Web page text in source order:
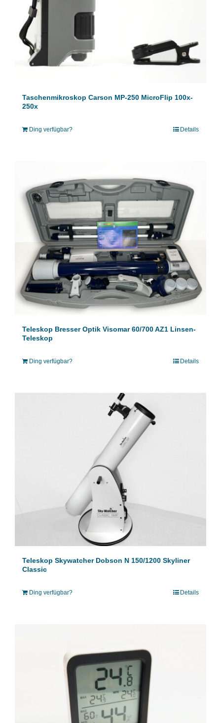
Taschenmikroskop Carson MP-250 MicroFlip 100x-
250x
Ding verfügbar? Details
Teleskop Bresser Optik Visomar 60/700 AZ1 Linsen-
Teleskop
Ding verfügbar? Details
Teleskop Skywatcher Dobson N 150/1200 Skyliner
Classic
Ding verfügbar? Details